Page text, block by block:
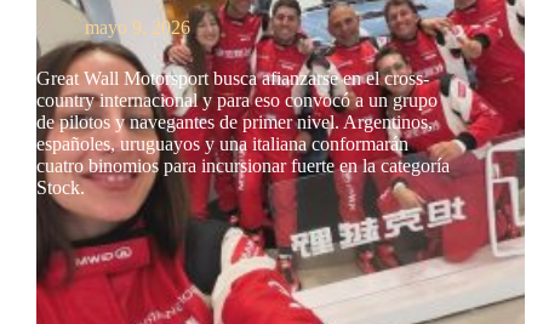
mayo 9, 2026
Great Wall Motorsport busca afianzarse en el cross-
country internacional y para eso convocó a un grupo
de pilotos y navegantes de primer nivel. Argentinos,
españoles, uruguayos y una italiana conformarán
cuatro binomios para incursionar fuerte en la categoría
Stock.